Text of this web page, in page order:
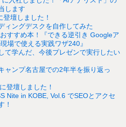
します
壇しました！
ィングデスクを自作してみた
すすめ本！『できる逆引き Googleア
場で使える実践ワザ240』
て学んだ、今後プレゼンで実行したい
ャンプ名古屋での2年半を振り返っ
登壇しました！
Nite in KOBE, Vol.6 でSEOとアクセ
！